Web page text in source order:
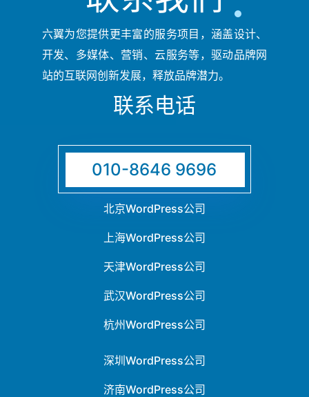
六翼为您提供更丰富的服务项目，涵盖设计、
开发、多媒体、营销、云服务等，驱动品牌网
站的互联网创新发展，释放品牌潜力。
联系电话
010-8646 9696
北京WordPress公司
上海WordPress公司
天津WordPress公司
武汉WordPress公司
杭州WordPress公司
深圳WordPress公司
济南WordPress公司